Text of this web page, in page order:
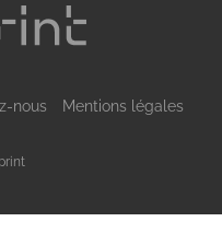
nous Mentions légales